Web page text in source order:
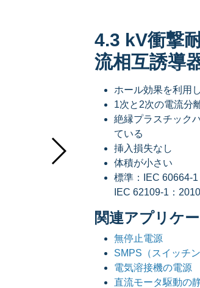
4.3 kV衝撃
流相互誘導
ホール効果を利用
1次と2次の電流分
絶縁プラスチック
ている
挿入損失なし
体積が小さい
標準：IEC 60664-1
IEC 62109-1：2010
関連アプリケ
無停止電源
SMPS（スイッチン
電気溶接機の電源
直流モータ駆動の